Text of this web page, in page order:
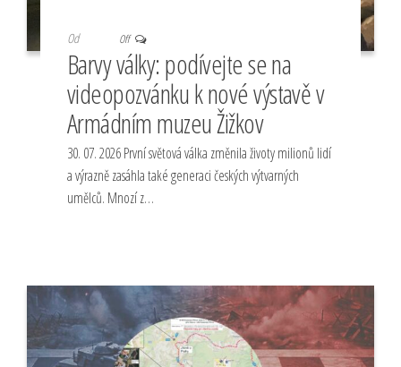
Od Off
Barvy války: podívejte se na
videopozvánku k nové výstavě v
Armádním muzeu Žižkov
30. 07. 2026 První světová válka změnila životy milionů lidí
a výrazně zasáhla také generaci českých výtvarných
umělců. Mnozí z…